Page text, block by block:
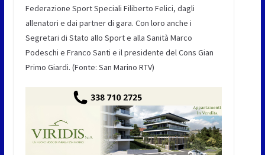
Federazione Sport Speciali Filiberto Felici, dagli
allenatori e dai partner di gara. Con loro anche i
Segretari di Stato allo Sport e alla Sanità Marco
Podeschi e Franco Santi e il presidente del Cons Gian
Primo Giardi. (Fonte: San Marino RTV)